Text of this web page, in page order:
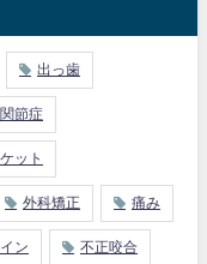
出っ歯
節症
ット
外科矯正 痛み
ン 不正咬合